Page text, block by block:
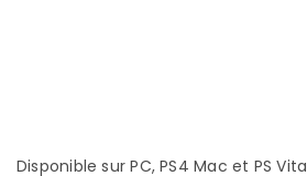
Disponible sur PC, PS4 Mac et PS Vita